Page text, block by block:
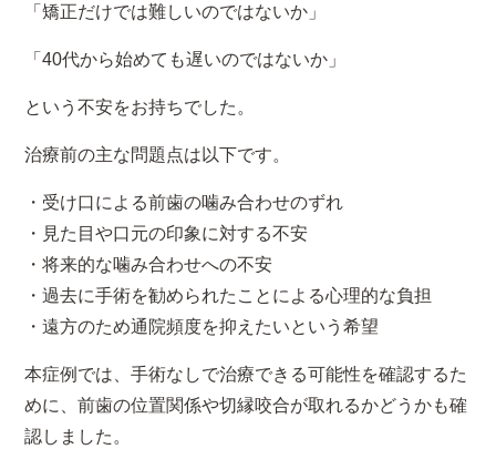
「矯正だけでは難しいのではないか」
「40代から始めても遅いのではないか」
という不安をお持ちでした。
治療前の主な問題点は以下です。
・受け口による前歯の噛み合わせのずれ
・見た目や口元の印象に対する不安
・将来的な噛み合わせへの不安
・過去に手術を勧められたことによる心理的な負担
・遠方のため通院頻度を抑えたいという希望
本症例では、手術なしで治療できる可能性を確認するた
めに、前歯の位置関係や切縁咬合が取れるかどうかも確
認しました。